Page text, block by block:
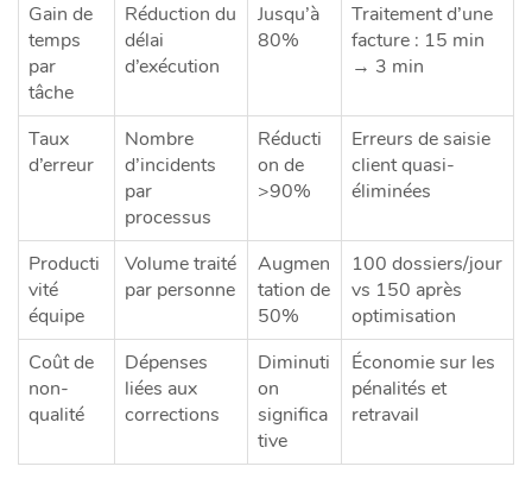
Gain de
temps
par
tâche
Réduction du
délai
d’exécution
Jusqu’à
80%
Traitement d’une
facture : 15 min
→ 3 min
Taux
d’erreur
Nombre
d’incidents
par
processus
Réducti
on de
>90%
Erreurs de saisie
client quasi-
éliminées
Producti
vité
équipe
Volume traité
par personne
Augmen
tation de
50%
100 dossiers/jour
vs 150 après
optimisation
Coût de
non-
qualité
Dépenses
liées aux
corrections
Diminuti
on
significa
tive
Économie sur les
pénalités et
retravail